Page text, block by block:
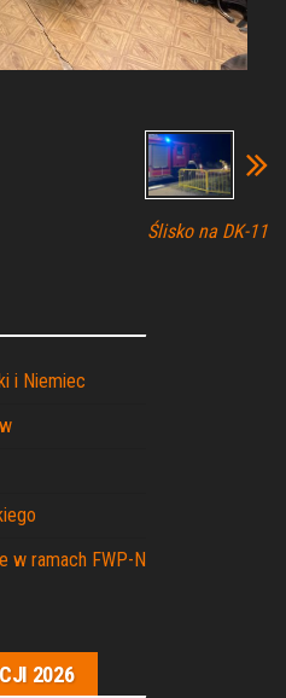
Ślisko na DK-11
i Niemiec
w ramach FWP-N
2026